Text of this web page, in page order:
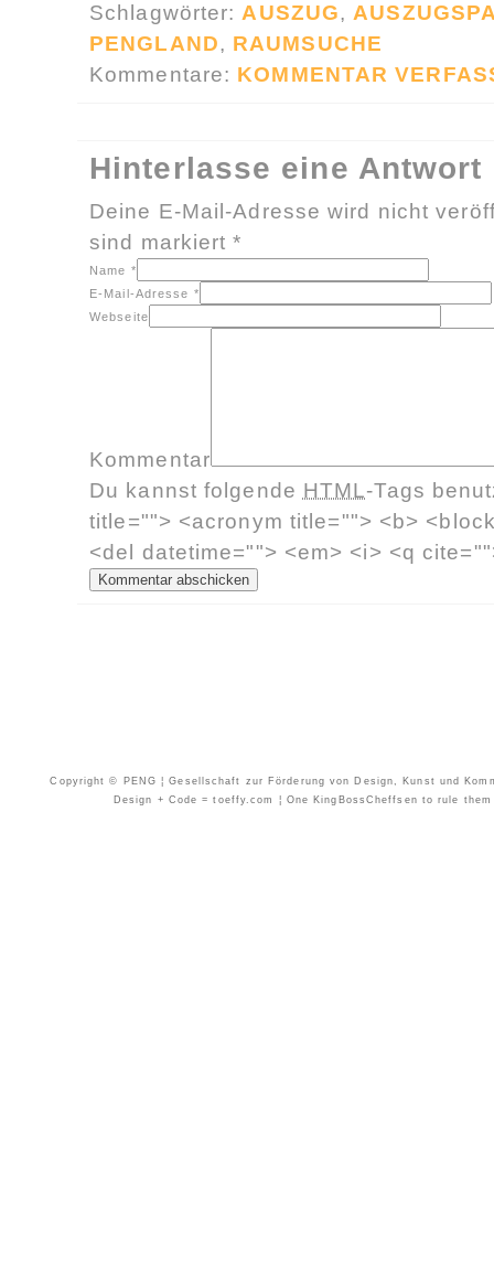
Schlagwörter: AUSZUG,
PENGLAND, RAUMSUCHE
Kommentare: KOMMENTAR
Hinterlasse eine Antwort
Deine E-Mail-Adresse wird nicht
sind markiert*
Name *
E-Mail-Adresse *
Webseite
Kommentar
Du kannst folgende HTML-Tags
title=""> <acronym title=""> <b>
<del datetime=""> <em> <i> <q
Copyright © PENG ¦ Gesellschaft zur Förderung von Design, Kunst und
Design + Code = toeffy.com ¦ One KingBossCheffsen to rule